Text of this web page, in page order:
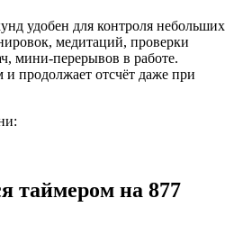
удобен для контроля небольших
медитаций, проверки
мини-перерывов в работе.
и продолжает отсчёт даже при
таймером на 877